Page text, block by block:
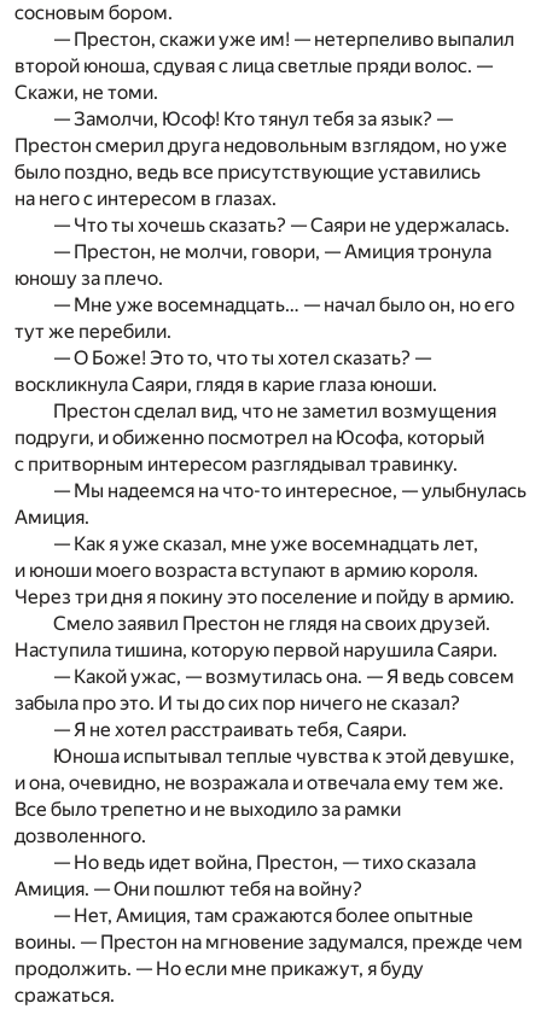
сосновым бором.
— Престон, скажи уже им! — нетерпеливо выпалил
второй юноша, сдувая с лица светлые пряди волос. —
Скажи, не томи.
— Замолчи, Юсоф! Кто тянул тебя за язык? —
Престон смерил друга недовольным взглядом, но уже
было поздно, ведь все присутствующие уставились
на него с интересом в глазах.
— Что ты хочешь сказать? — Саяри не удержалась.
— Престон, не молчи, говори, — Амиция тронула
юношу за плечо.
— Мне уже восемнадцать… — начал было он, но его
тут же перебили.
— О Боже! Это то, что ты хотел сказать? —
воскликнула Саяри, глядя в карие глаза юноши.
Престон сделал вид, что не заметил возмущения
подруги, и обиженно посмотрел на Юсофа, который
с притворным интересом разглядывал травинку.
— Мы надеемся на что-то интересное, — улыбнулась
Амиция.
— Как я уже сказал, мне уже восемнадцать лет,
и юноши моего возраста вступают в армию короля.
Через три дня я покину это поселение и пойду в армию.
Смело заявил Престон не глядя на своих друзей.
Наступила тишина, которую первой нарушила Саяри.
— Какой ужас, — возмутилась она. — Я ведь совсем
забыла про это. И ты до сих пор ничего не сказал?
— Я не хотел расстраивать тебя, Саяри.
Юноша испытывал теплые чувства к этой девушке,
и она, очевидно, не возражала и отвечала ему тем же.
Все было трепетно и не выходило за рамки
дозволенного.
— Но ведь идет война, Престон, — тихо сказала
Амиция. — Они пошлют тебя на войну?
— Нет, Амиция, там сражаются более опытные
воины. — Престон на мгновение задумался, прежде чем
продолжить. — Но если мне прикажут, я буду
сражаться.